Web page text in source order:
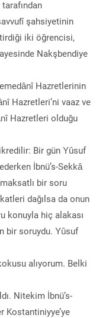
şahsiyetinin
iki öğrencisi,
Nakşbendiye
Hazretlerinin
Hazretleri’ni vaaz ve
Hazretleri olduğu
Bir gün Yûsuf
İbnü’s-Sekkâ
bir soru
dağılsa da onun
konuyla hiç alakası
bir soruydu. Yûsuf
alıyorum. Belki
Nitekim İbnü’s-
Kostantiniyye’ye